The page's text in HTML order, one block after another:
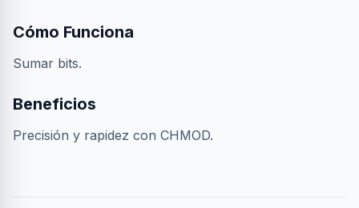
Cómo Funciona
Sumar bits.
Beneficios
Precisión y rapidez con CHMOD.